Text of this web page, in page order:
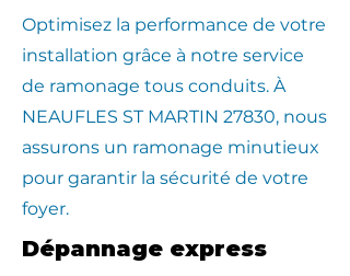
Optimisez la performance de votre
installation grâce à notre service
de ramonage tous conduits. À
NEAUFLES ST MARTIN 27830, nous
assurons un ramonage minutieux
pour garantir la sécurité de votre
foyer.
Dépannage express